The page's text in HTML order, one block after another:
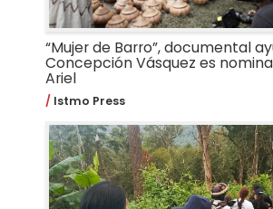
“Mujer de Barro”, documental
Concepción Vásquez es
Ariel
Istmo Press